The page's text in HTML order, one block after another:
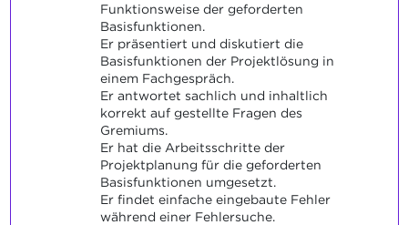
Funktionsweise der geforderten
Basisfunktionen.
Er präsentiert und diskutiert die
Basisfunktionen der Projektlösung in
einem Fachgespräch.
Er antwortet sachlich und inhaltlich
korrekt auf gestellte Fragen des
Gremiums.
Er hat die Arbeitsschritte der
Projektplanung für die geforderten
Basisfunktionen umgesetzt.
Er findet einfache eingebaute Fehler
während einer Fehlersuche.